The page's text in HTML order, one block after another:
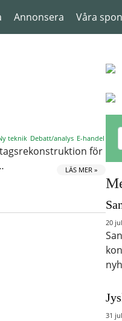
Annonsera Våra
teknik Debatt/analys E-handel
för
LÄS MER »
20
31